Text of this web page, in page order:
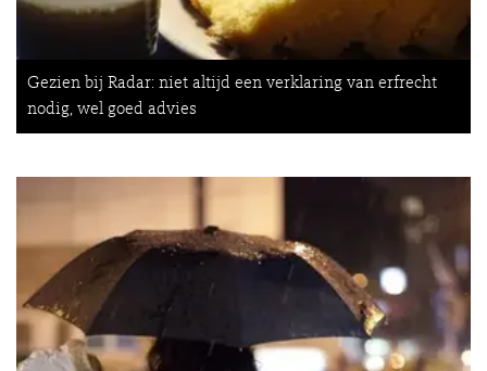
Gezien bij Radar: niet altijd een verklaring van erfrecht
nodig, wel goed advies